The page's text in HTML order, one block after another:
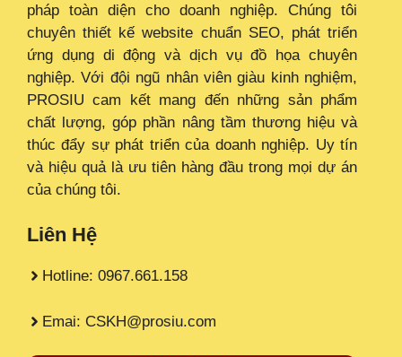
pháp toàn diện cho doanh nghiệp. Chúng tôi
chuyên thiết kế website chuẩn SEO, phát triển
ứng dụng di động và dịch vụ đồ họa chuyên
nghiệp. Với đội ngũ nhân viên giàu kinh nghiệm,
PROSIU cam kết mang đến những sản phẩm
chất lượng, góp phần nâng tầm thương hiệu và
thúc đẩy sự phát triển của doanh nghiệp. Uy tín
và hiệu quả là ưu tiên hàng đầu trong mọi dự án
của chúng tôi.
Liên Hệ
Hotline: 0967.661.158
Emai: CSKH@prosiu.com